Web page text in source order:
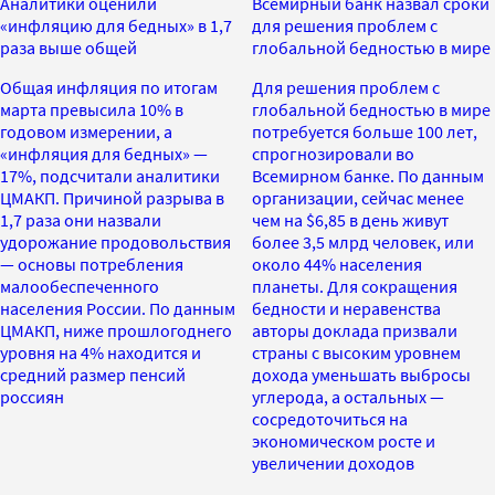
«инфляцию для бедных» в 1,7
раза выше общей
Общая инфляция по итогам
марта превысила 10% в
годовом измерении, а
«инфляция для бедных» —
17%, подсчитали аналитики
ЦМАКП. Причиной разрыва в
1,7 раза они назвали
удорожание продовольствия
— основы потребления
малообеспеченного
населения России. По данным
ЦМАКП, ниже прошлогоднего
уровня на 4% находится и
средний размер пенсий
россиян
для решения проблем с
глобальной бедностью в мире
Для решения проблем с
глобальной бедностью в мире
потребуется больше 100 лет,
спрогнозировали во
Всемирном банке. По данным
организации, сейчас менее
чем на $6,85 в день живут
более 3,5 млрд человек, или
около 44% населения
планеты. Для сокращения
бедности и неравенства
авторы доклада призвали
страны с высоким уровнем
дохода уменьшать выбросы
углерода, а остальных —
сосредоточиться на
экономическом росте и
увеличении доходов